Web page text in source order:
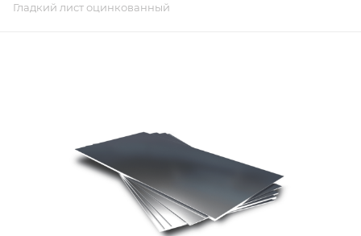
Гладкий лист оцинкованный